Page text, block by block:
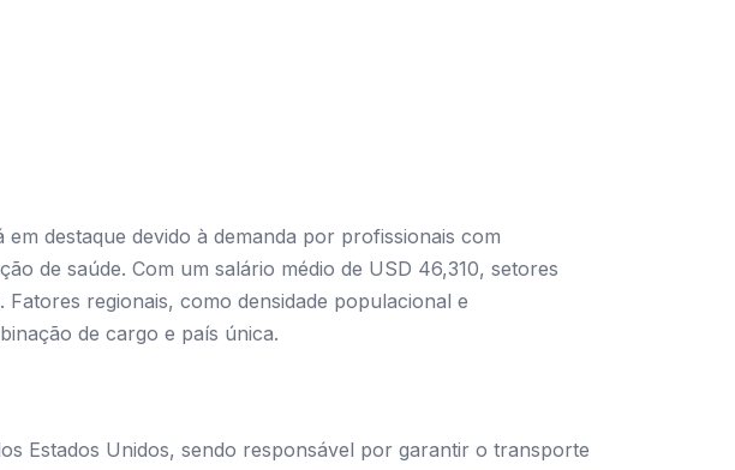
destaque devido à demanda por profissionais com
de saúde. Com um salário médio de USD 46,310, setores
regionais, como densidade populacional e
de cargo e país única.
Estados Unidos, sendo responsável por garantir o transporte